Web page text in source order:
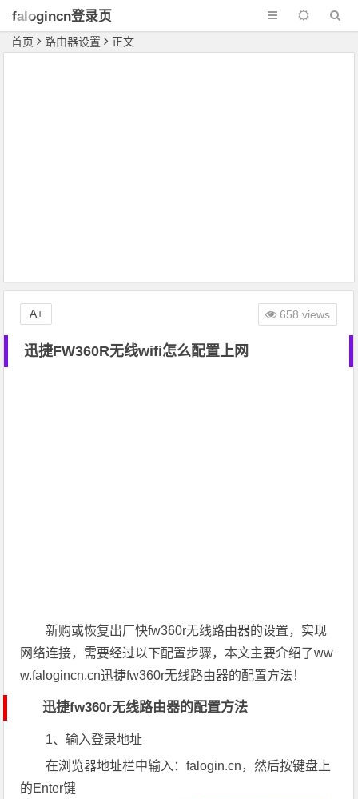
falogincn登录页
面
首页 路由器设置 正文
迅捷FW360R无线wifi怎么配置上网
新购或恢复出厂快fw360r无线路由器的设置，实现
网络连接，需要经过以下配置步骤，本文主要介绍了ww
w.falogincn.cn迅捷fw360r无线路由器的配置方法！
迅捷fw360r无线路由器的配置方法
1、输入登录地址
在浏览器地址栏中输入：falogin.cn，然后按键盘上
的Enter键
658 views
A+